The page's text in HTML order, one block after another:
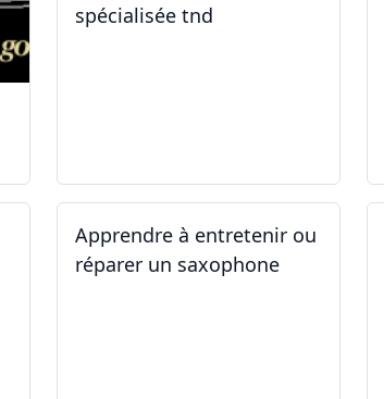
spécialisée tnd
Apprendre à entretenir ou
réparer un saxophone